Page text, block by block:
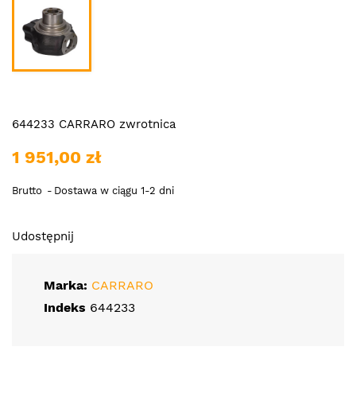
644233 CARRARO zwrotnica
1 951,00 zł
Brutto Dostawa w ciągu 1-2 dni
Udostępnij
Marka: CARRARO
Indeks 644233